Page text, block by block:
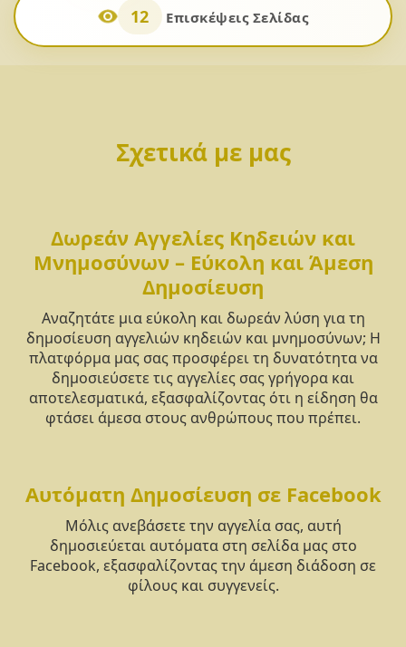
12 Επισκέψεις Σελίδας
Σχετικά με μας
Δωρεάν Αγγελίες Κηδειών και
Μνημοσύνων – Εύκολη και Άμεση
Δημοσίευση
Αναζητάτε μια εύκολη και δωρεάν λύση για τη
δημοσίευση αγγελιών κηδειών και μνημοσύνων; Η
πλατφόρμα μας σας προσφέρει τη δυνατότητα να
δημοσιεύσετε τις αγγελίες σας γρήγορα και
αποτελεσματικά, εξασφαλίζοντας ότι η είδηση θα
φτάσει άμεσα στους ανθρώπους που πρέπει.
Αυτόματη Δημοσίευση σε Facebook
Μόλις ανεβάσετε την αγγελία σας, αυτή
δημοσιεύεται αυτόματα στη σελίδα μας στο
Facebook, εξασφαλίζοντας την άμεση διάδοση σε
φίλους και συγγενείς.